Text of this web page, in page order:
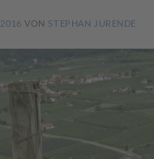
VON STEPHAN JURENDE